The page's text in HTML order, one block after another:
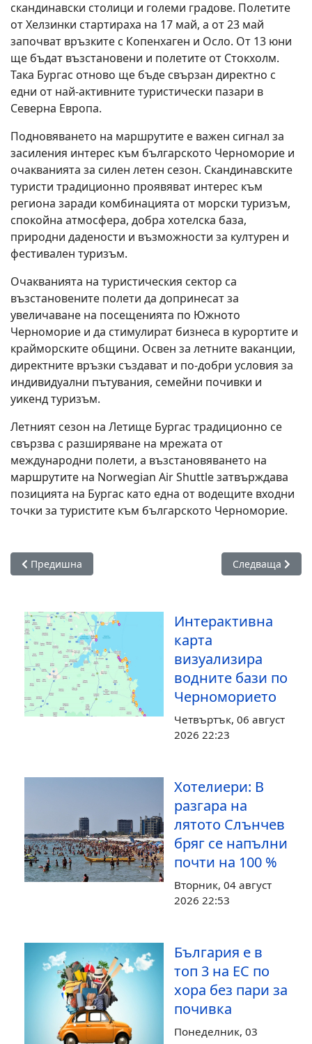
скандинавски столици и големи градове. Полетите
отХелзинки стартираха на 17 май, а от 23 май
започват връзките с Копенхаген и Осло. От 13 юни
ще бъдат възстановени и полетите от Стокхолм.
Така Бургас отново ще бъде свързан директно с
едни от най-активните туристически пазари в
Северна Европа.
Подновяването на маршрутите е важен сигнал за
засиления интерес към българското Черноморие и
очакванията за силен летен сезон. Скандинавските
туристи традиционно проявяват интерес към
региона заради комбинацията от морски туризъм,
спокойна атмосфера, добра хотелска база,
природни дадености и възможности за културен и
фестивален туризъм.
Очакванията на туристическия сектор са
възстановените полети да допринесат за
увеличаване на посещенията по Южното
Черноморие и да стимулират бизнеса в курортите и
крайморските общини. Освен за летните ваканции,
директните връзки създават и по-добри условия за
индивидуални пътувания, семейни почивки и
уикенд туризъм.
Летният сезон на Летище Бургас традиционно се
свързва с разширяване на мрежата от
международни полети, а възстановяването на
маршрутите на Norwegian Air Shuttleзатвърждава
позицията на Бургас като една от водещите входни
точки за туристите към българското Черноморие.
Предишна статия: Туристическият бранш: Слънчев бряг
Предишна Следваща
Следваща
Интерактивна
карта
визуализира
водните бази по
Черноморието
Четвъртък, 06 август
2026 22:23
Хотелиери: В
разгара на
лятото Слънчев
бряг се напълни
почти на 100 %
Вторник, 04 август
2026 22:53
България е в
топ 3 на ЕС по
хора без пари за
почивка
Понеделник, 03